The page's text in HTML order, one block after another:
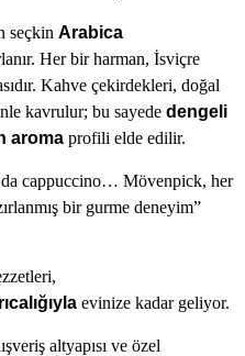
seçkin Arabica
Her bir harman, İsviçre
Kahve çekirdekleri, doğal
kavrulur; bu sayede dengeli
aroma profili elde edilir.
da cappuccino… Mövenpick, her
bir gurme deneyim”
evinize kadar geliyor.
altyapısı ve özel